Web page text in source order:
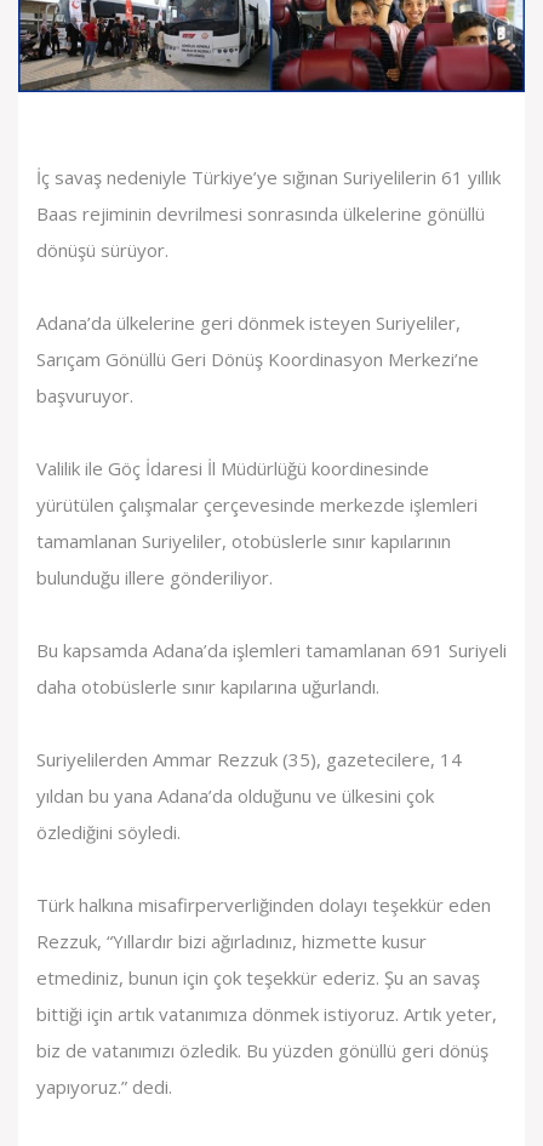
İç savaş nedeniyle Türkiye’ye sığınan Suriyelilerin 61 yıllık
Baas rejiminin devrilmesi sonrasında ülkelerine gönüllü
dönüşü sürüyor.
Adana’da ülkelerine geri dönmek isteyen Suriyeliler,
Sarıçam Gönüllü Geri Dönüş Koordinasyon Merkezi’ne
başvuruyor.
Valilik ile Göç İdaresi İl Müdürlüğü koordinesinde
yürütülen çalışmalar çerçevesinde merkezde işlemleri
tamamlanan Suriyeliler, otobüslerle sınır kapılarının
bulunduğu illere gönderiliyor.
Bu kapsamda Adana’da işlemleri tamamlanan 691 Suriyeli
daha otobüslerle sınır kapılarına uğurlandı.
Suriyelilerden Ammar Rezzuk (35), gazetecilere, 14
yıldan bu yana Adana’da olduğunu ve ülkesini çok
özlediğini söyledi.
Türk halkına misafirperverliğinden dolayı teşekkür eden
Rezzuk, “Yıllardır bizi ağırladınız, hizmette kusur
etmediniz, bunun için çok teşekkür ederiz. Şu an savaş
bittiği için artık vatanımıza dönmek istiyoruz. Artık yeter,
biz de vatanımızı özledik. Bu yüzden gönüllü geri dönüş
yapıyoruz.” dedi.